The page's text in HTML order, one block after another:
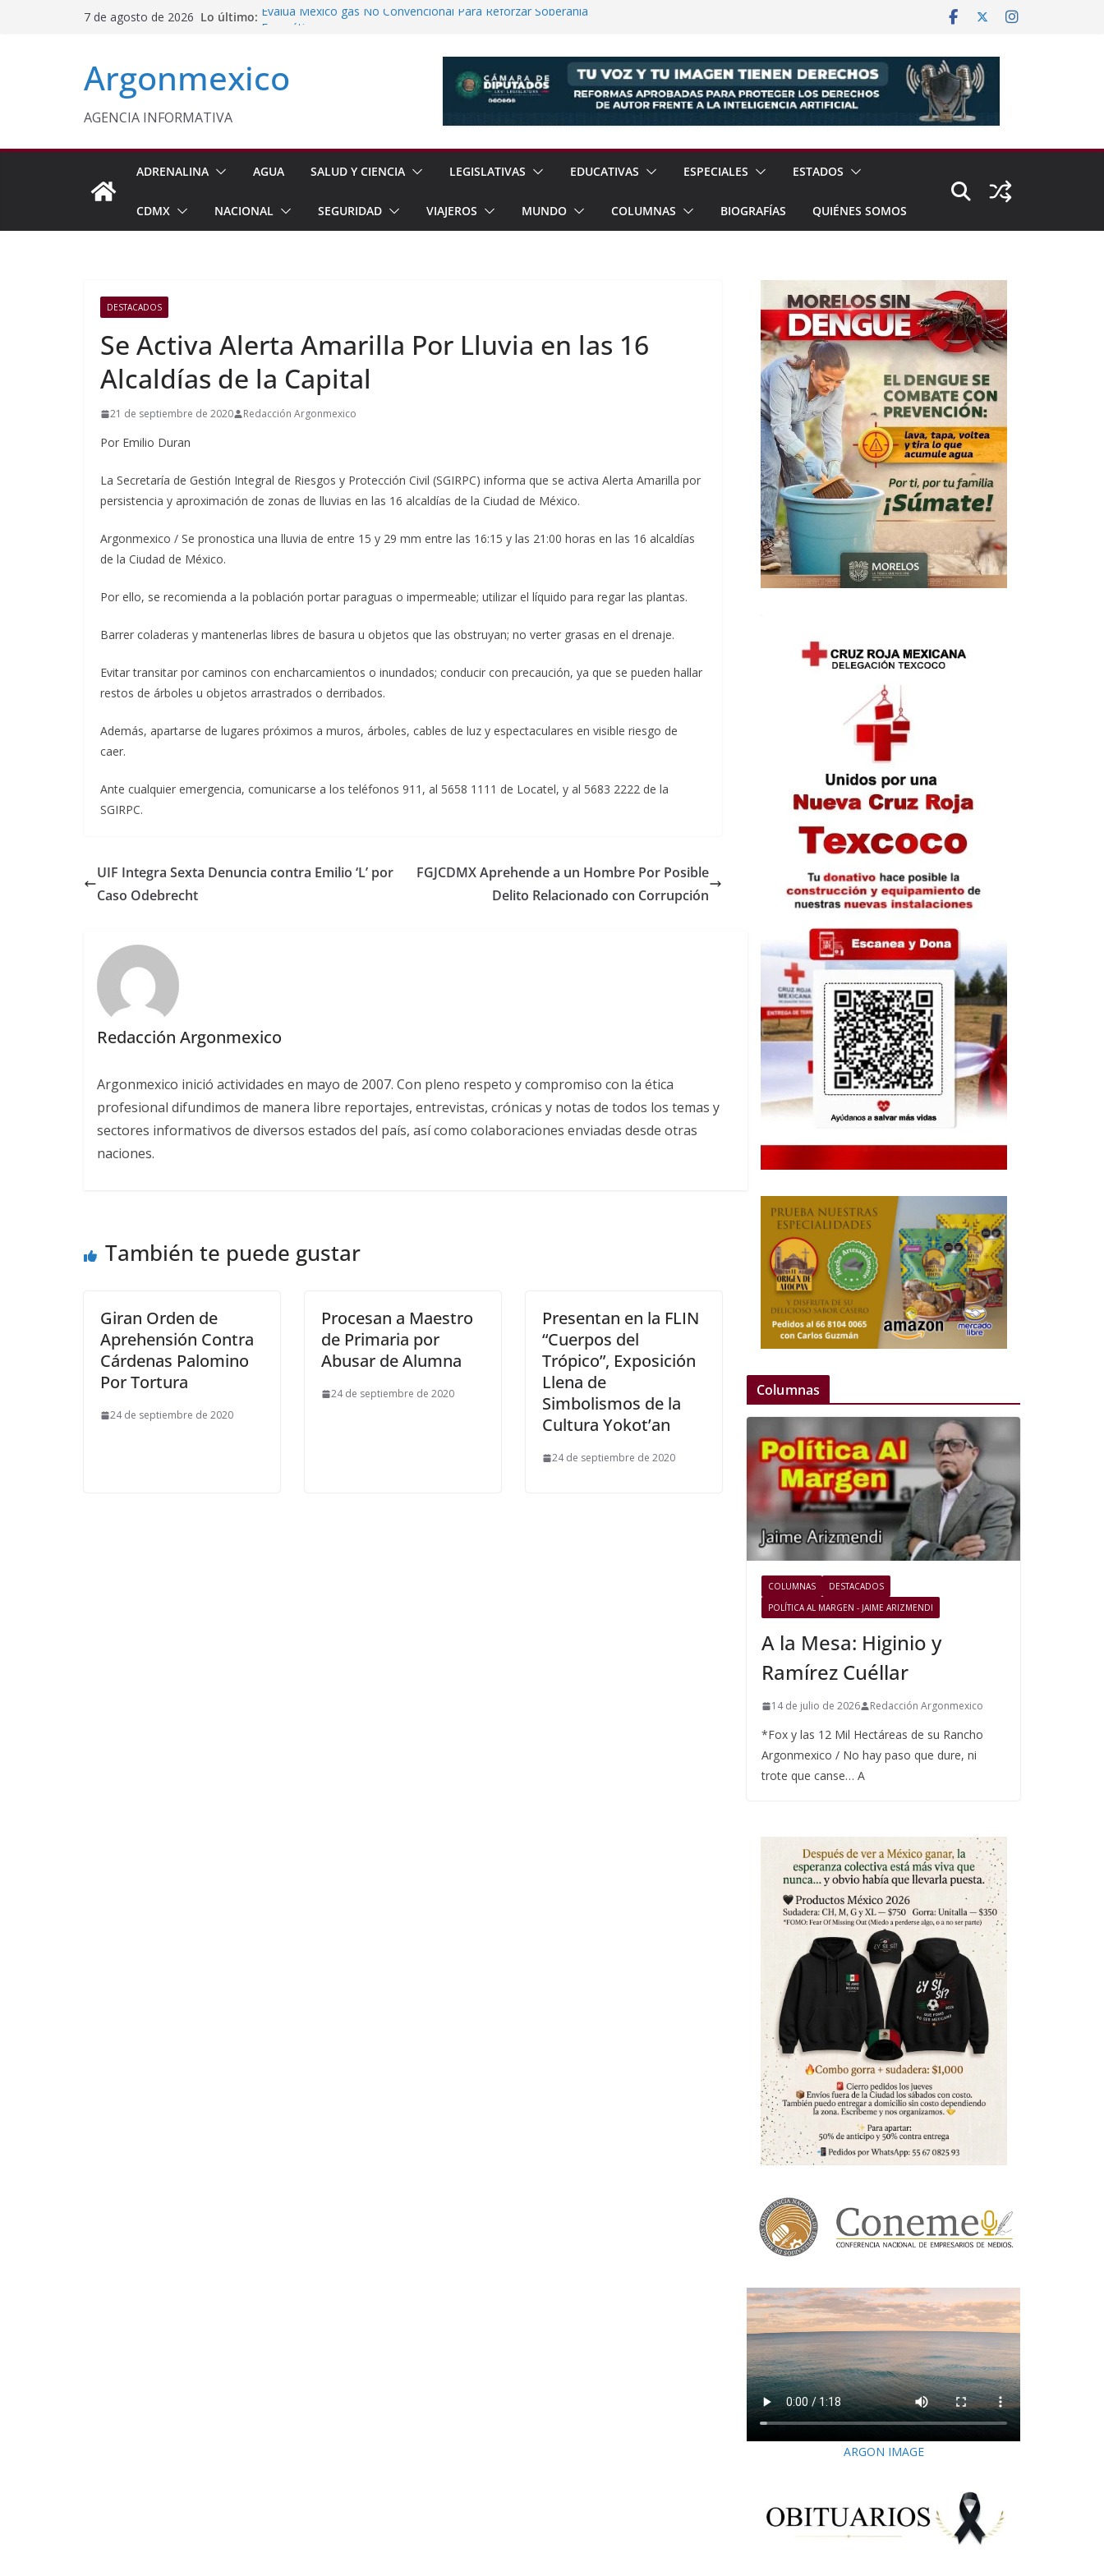
7 de agosto de 2026 Lo último: Evalúa México gas No Convencional Para Reforzar Soberanía
Texcoco Fortalece Prestaciones de Trabajadores del
Aseguran Casi 10 Millones de Cigarrillos Apócrifos en
Michoacán
Argonmexico
AGENCIA INFORMATIVA
ADRENALINA AGUA SALUD Y CIENCIA LEGISLATIVAS EDUCATIVAS ESPECIALES ESTADOS
CDMX NACIONAL SEGURIDAD VIAJEROS MUNDO COLUMNAS BIOGRAFÍAS QUIÉNES SOMOS
DESTACADOS
Se Activa Alerta Amarilla Por Lluvia en las 16
Alcaldías de la Capital
21 de septiembre de 2020 Redacción Argonmexico
Por Emilio Duran
La Secretaría de Gestión Integral de Riesgos y Protección Civil (SGIRPC) informa que se activa Alerta Amarilla por
persistencia y aproximación de zonas de lluvias en las 16 alcaldías de la Ciudad de México.
Argonmexico / Se pronostica una lluvia de entre 15 y 29 mm entre las 16:15 y las 21:00 horas en las 16 alcaldías
de la Ciudad de México.
Por ello, se recomienda a la población portar paraguas o impermeable; utilizar el líquido para regar las plantas.
Barrer coladeras y mantenerlas libres de basura u objetos que las obstruyan; no verter grasas en el drenaje.
Evitar transitar por caminos con encharcamientos o inundados; conducir con precaución, ya que se pueden hallar
restos de árboles u objetos arrastrados o derribados.
Además, apartarse de lugares próximos a muros, árboles, cables de luz y espectaculares en visible riesgo de
caer.
Ante cualquier emergencia, comunicarse a los teléfonos 911, al 5658 1111 de Locatel, y al 5683 2222 de la
SGIRPC.
UIF Integra Sexta Denuncia contra Emilio ‘L’ por
Caso Odebrecht
FGJCDMX Aprehende a un Hombre Por Posible
Delito Relacionado con Corrupción
Redacción Argonmexico
Argonmexico inició actividades en mayo de 2007. Con pleno respeto y compromiso con la ética
profesional difundimos de manera libre reportajes, entrevistas, crónicas y notas de todos los temas y
sectores informativos de diversos estados del país, así como colaboraciones enviadas desde otras
naciones.
También te puede gustar
Giran Orden de
Aprehensión Contra
Cárdenas Palomino
Por Tortura
24 de septiembre de 2020
Procesan a Maestro
de Primaria por
Abusar de Alumna
24 de septiembre de 2020
Presentan en la FLIN
“Cuerpos del
Trópico”, Exposición
Llena de
Simbolismos de la
Cultura Yokot’an
24 de septiembre de 2020
Columnas
COLUMNAS
DESTACADOS
POLÍTICA AL MARGEN - JAIME ARIZMENDI
A la Mesa: Higinio y
Ramírez Cuéllar
14 de julio de 2026 Redacción Argonmexico
*Fox y las 12 Mil Hectáreas de su Rancho
Argonmexico / No hay paso que dure, ni
trote que canse… A
ARGON IMAGE